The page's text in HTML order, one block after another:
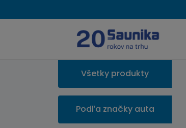
Všetky produkty
Podľa značky auta